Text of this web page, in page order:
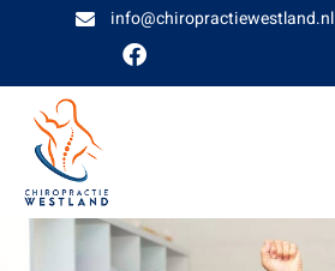
info@chiropractiewestland.nl